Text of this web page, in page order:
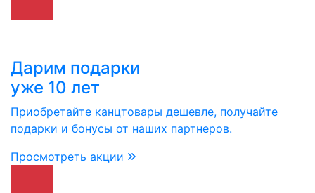
Дарим подарки
уже 10 лет
Приобретайте канцтовары дешевле, получайте
подарки и бонусы от наших партнеров.
Просмотреть акции